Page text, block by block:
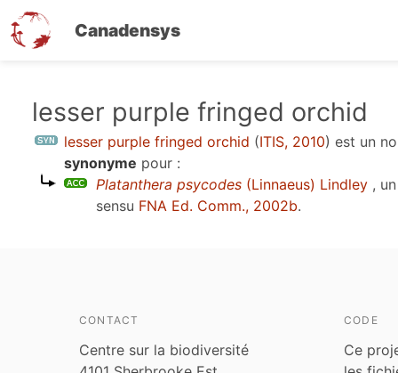
Canadensys
contenu
lesser purple fringed orchid
lesser purple fringed orchid (ITIS, 2010) est un
synonyme pour :
Platanthera psycodes (Linnaeus) Lindley ,
sensu FNA Ed. Comm., 2002b.
CONTACT
Centre sur la biodiversité
CODE
Ce